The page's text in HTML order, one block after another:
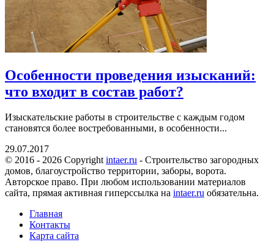
Особенности проведения изысканий:
что входит в состав работ?
Изыскательские работы в строительстве с каждым годом
становятся более востребованными, в особенности...
29.07.2017
© 2016 - 2026 Copyrightintaer.ru - Cтроительство загородных
домов, благоустройство территории, заборы, ворота.
Авторское право. При любом использовании материалов
сайта, прямая активная гиперссылка на intaer.ru обязательна.
Главная
Контакты
Карта сайта